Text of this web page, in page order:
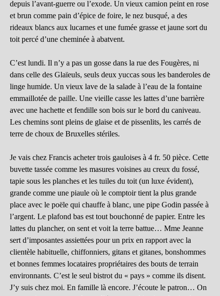
depuis l’avant-guerre ou l’exode. Un vieux camion peint en rose
et brun comme pain d’épice de foire, le nez busqué, a des
rideaux blancs aux lucarnes et une fumée grasse et jaune sort du
toit percé d’une cheminée à abatvent.
C’est lundi. Il n’y a pas un gosse dans la rue des Fougères, ni
dans celle des Glaïeuls, seuls deux yuccas sous les banderoles de
linge humide. Un vieux lave de la salade à l’eau de la fontaine
emmaillotée de paille. Une vieille casse les lattes d’une barrière
avec une hachette et fendille son bois sur le bord du caniveau.
Les chemins sont pleins de glaise et de pissenlits, les carrés de
terre de choux de Bruxelles stériles.
Je vais chez Francis acheter trois gauloises à 4 fr. 50 pièce. Cette
buvette tassée comme les masures voisines au creux du fossé,
tapie sous les planches et les tuiles du toit (un luxe évident),
grande comme une piaule où le comptoir tient la plus grande
place avec le poële qui chauffe à blanc, une pipe Godin passée à
l’argent. Le plafond bas est tout bouchonné de papier. Entre les
lattes du plancher, on sent et voit la terre battue… Mme Jeanne
sert d’imposantes assiettées pour un prix en rapport avec la
clientèle habituelle, chiffonniers, gitans et gitanes, bonshommes
et bonnes femmes locataires propriétaires des bouts de terrain
environnants. C’est le seul bistrot du « pays » comme ils disent.
J’y suis chez moi. En famille là encore. J’écoute le patron… On